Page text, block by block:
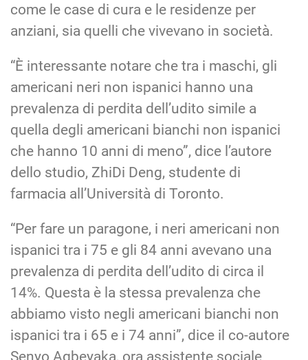
come le case di cura e le residenze per
anziani, sia quelli che vivevano in società.
“È interessante notare che tra i maschi, gli
americani neri non ispanici hanno una
prevalenza di perdita dell’udito simile a
quella degli americani bianchi non ispanici
che hanno 10 anni di meno”, dice l’autore
dello studio, ZhiDi Deng, studente di
farmacia all’Università di Toronto.
“Per fare un paragone, i neri americani non
ispanici tra i 75 e gli 84 anni avevano una
prevalenza di perdita dell’udito di circa il
14%. Questa è la stessa prevalenza che
abbiamo visto negli americani bianchi non
ispanici tra i 65 e i 74 anni”, dice il co-autore
Senyo Agbeyaka, ora assistente sociale